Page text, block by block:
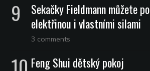
Sekačky Fieldmann můžete
elektřinou i vlastními silami
3 comments
Feng Shui dětský pokoj